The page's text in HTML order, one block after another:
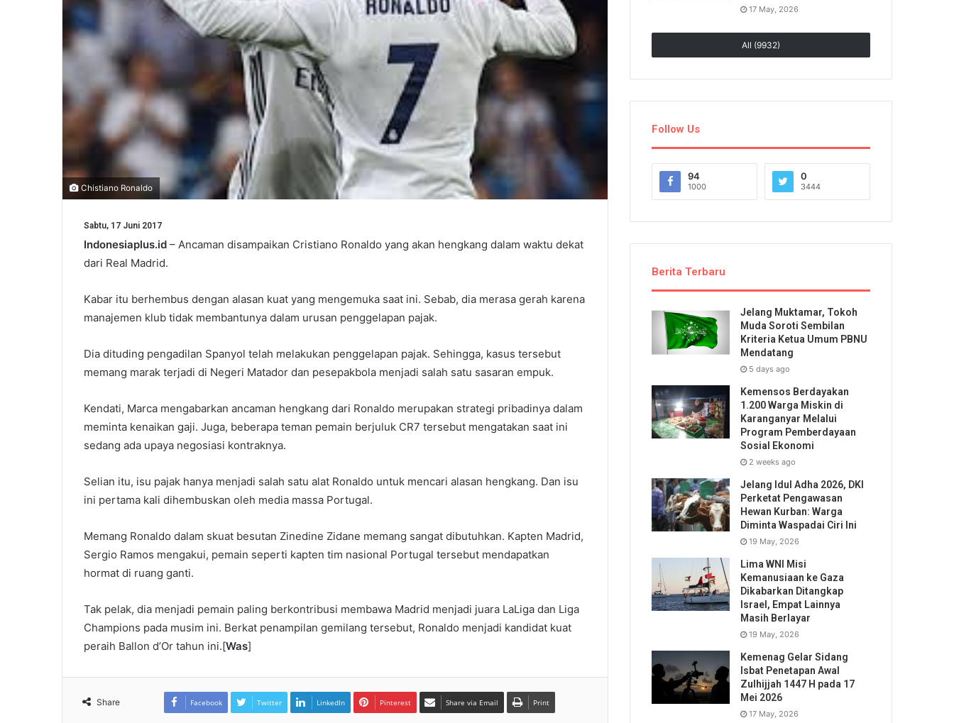
Chistiano Ronaldo
Sabtu, 17 Juni 2017
Indonesiaplus.id – Ancaman disampaikan Cristiano Ronaldo yang akan hengkang dalam waktu dekat
dari Real Madrid.
Kabar itu berhembus dengan alasan kuat yang mengemuka saat ini. Sebab, dia merasa gerah karena
manajemen klub tidak membantunya dalam urusan penggelapan pajak.
Dia dituding pengadilan Spanyol telah melakukan penggelapan pajak. Sehingga, kasus tersebut
memang marak terjadi di Negeri Matador dan pesepakbola menjadi salah satu sasaran empuk.
Kendati, Marca mengabarkan ancaman hengkang dari Ronaldo merupakan strategi pribadinya dalam
meminta kenaikan gaji. Juga, beberapa teman pemain berjuluk CR7 tersebut mengatakan saat ini
sedang ada upaya negosiasi kontraknya.
Selian itu, isu pajak hanya menjadi salah satu alat Ronaldo untuk mencari alasan hengkang. Dan isu
ini pertama kali dihembuskan oleh media massa Portugal.
Memang Ronaldo dalam skuat besutan Zinedine Zidane memang sangat dibutuhkan. Kapten Madrid,
Sergio Ramos mengakui, pemain seperti kapten tim nasional Portugal tersebut mendapatkan
hormat di ruang ganti.
Tak pelak, dia menjadi pemain paling berkontribusi membawa Madrid menjadi juara LaLiga dan Liga
Champions pada musim ini. Berkat penampilan gemilang tersebut, Ronaldo menjadi kandidat kuat
peraih Ballon d’Or tahun ini.[Was]
Share Facebook Twitter LinkedIn Pinterest Share via Email Print
17 May, 2026
All (9932)
Follow Us
94
1000
0
3444
Berita Terbaru
Jelang Muktamar, Tokoh
Muda Soroti Sembilan
Kriteria Ketua Umum PBNU
Mendatang
5 days ago
Kemensos Berdayakan
1.200 Warga Miskin di
Karanganyar Melalui
Program Pemberdayaan
Sosial Ekonomi
2 weeks ago
Jelang Idul Adha 2026, DKI
Perketat Pengawasan
Hewan Kurban: Warga
Diminta Waspadai Ciri Ini
19 May, 2026
Lima WNI Misi
Kemanusiaan ke Gaza
Dikabarkan Ditangkap
Israel, Empat Lainnya
Masih Berlayar
19 May, 2026
Kemenag Gelar Sidang
Isbat Penetapan Awal
Zulhijjah 1447 H pada 17
Mei 2026
17 May, 2026